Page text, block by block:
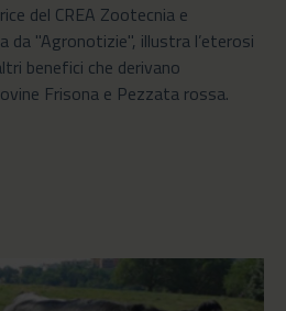
del CREA Zootecnia e
"Agronotizie", illustra l’eterosi
benefici che derivano
Frisona e Pezzata rossa.